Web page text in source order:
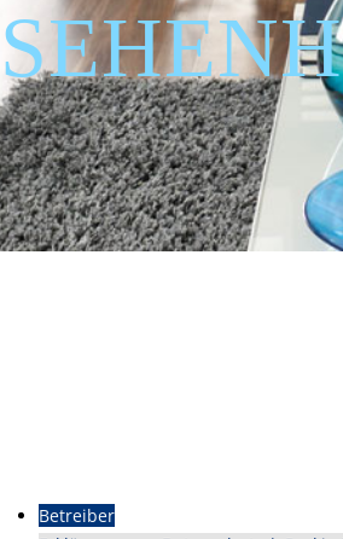
SEHEN
Betreiber